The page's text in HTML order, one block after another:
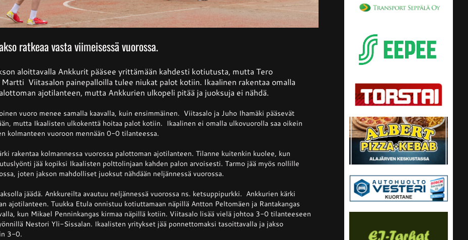
ratkeaa vasta viimeisessä vuorossa.
aloittavalla Ankkurit pääsee yrittämään kahdesti kotiutusta, mutta Tero
Martti Viitasalon painepalloilla tulee niukat palot kotiin. Ikaalinen rakentaa omalla
ajotilanteen, mutta Ankkurien ulkopeli pitää ja juoksuja ei nähdä.
vuoro menee samalla kaavalla, kuin ensimmäinen. Viitasalo ja Juho Ihamäki pääsevät
mutta Ikaalisten ulkokenttä hoitaa palot kotiin. Ikaalinen ei omalla ulkovuorolla saa oikein
kolmanteen vuoroon mennään 0-0 tilanteessa.
rakentaa kolmannessa vuorossa palottoman ajotilanteen. Tilanne kuitenkin kuolee, kun
jää kopiksi Ikaalisten polttolinjaan kahden palon arvoisesti. Tarmo jää myös nollille
joten jakson mahdolliset juoksut nähdään neljännessä vuorossa.
jäädä. Ankkureilta avautuu neljännessä vuorossa ns. ketsuppipurkki. Ankkurien kärki
ajotilanteen. Tuukka Etula onnistuu kotiuttamaan näpillä Antton Peltomäen ja Rantakangas
kun Mikael Penninkangas kirmaa näpillä kotiin. Viitasalo lisää vielä johtoa 3-0 tilanteeseen
Nestori Yli-Sissalan. Ikaalisten yritykset jää ponnettomaksi tasoittavalla ja jakso
3-0.